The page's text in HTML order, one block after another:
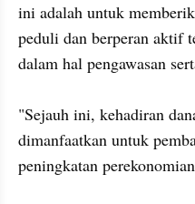
ini adalah untuk
peduli dan berperan aktif
dalam hal pengawasan
"Sejauh ini, kehadiran
dimanfaatkan untuk
peningkatan